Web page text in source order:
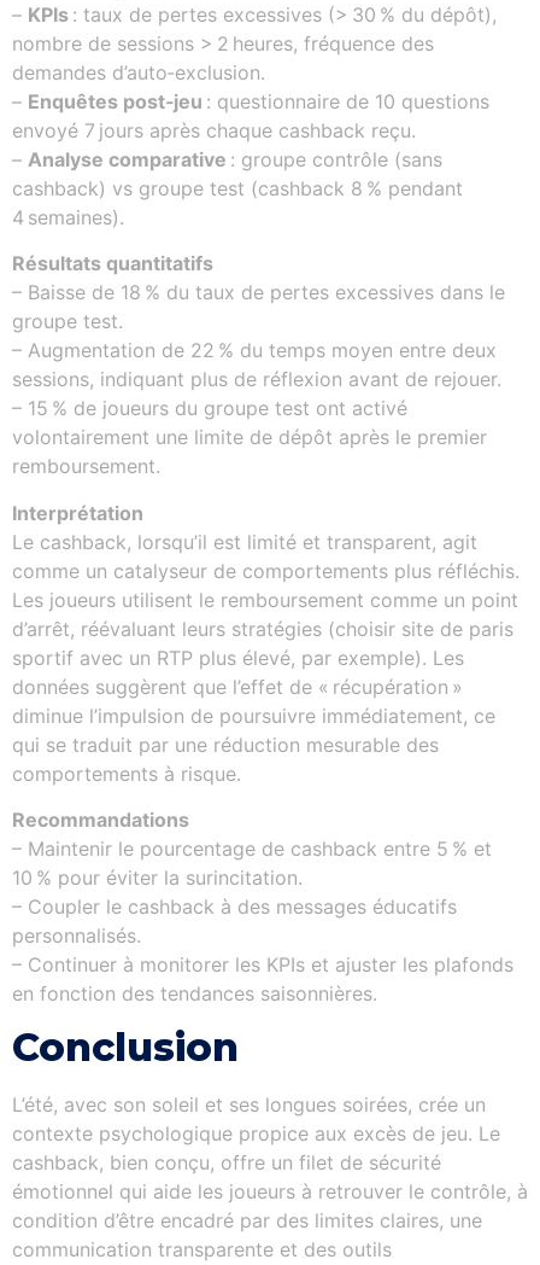
– KPIs : taux de pertes excessives (> 30 % du dépôt),
nombre de sessions > 2 heures, fréquence des
demandes d’auto‑exclusion.
– Enquêtes post‑jeu : questionnaire de 10 questions
envoyé 7 jours après chaque cashback reçu.
– Analyse comparative : groupe contrôle (sans
cashback) vs groupe test (cashback 8 % pendant
4 semaines).
Résultats quantitatifs
– Baisse de 18 % du taux de pertes excessives dans le
groupe test.
– Augmentation de 22 % du temps moyen entre deux
sessions, indiquant plus de réflexion avant de rejouer.
– 15 % de joueurs du groupe test ont activé
volontairement une limite de dépôt après le premier
remboursement.
Interprétation
Le cashback, lorsqu’il est limité et transparent, agit
comme un catalyseur de comportements plus réfléchis.
Les joueurs utilisent le remboursement comme un point
d’arrêt, réévaluant leurs stratégies (choisir site de paris
sportif avec un RTP plus élevé, par exemple). Les
données suggèrent que l’effet de « récupération »
diminue l’impulsion de poursuivre immédiatement, ce
qui se traduit par une réduction mesurable des
comportements à risque.
Recommandations
– Maintenir le pourcentage de cashback entre 5 % et
10 % pour éviter la surincitation.
– Coupler le cashback à des messages éducatifs
personnalisés.
– Continuer à monitorer les KPIs et ajuster les plafonds
en fonction des tendances saisonnières.
Conclusion
L’été, avec son soleil et ses longues soirées, crée un
contexte psychologique propice aux excès de jeu. Le
cashback, bien conçu, offre un filet de sécurité
émotionnel qui aide les joueurs à retrouver le contrôle, à
condition d’être encadré par des limites claires, une
communication transparente et des outils